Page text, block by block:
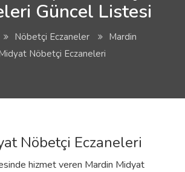
Güncel Listesi
Nöbetçi Eczaneler
Mardin
Nöbetçi Eczaneleri
Nöbetçi Eczaneleri
hizmet veren Mardin Midyat